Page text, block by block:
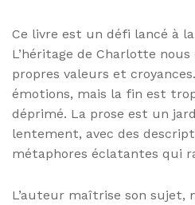
Ce livre est un défi lancé à
L’héritage de Charlotte
propres valeurs et
émotions, mais la fin est
déprimé. La prose est un
lentement, avec des
métaphores éclatantes qui
L’auteur maîtrise son sujet,